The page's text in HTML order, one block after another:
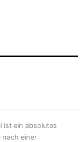
ist ein absolutes
nach einer